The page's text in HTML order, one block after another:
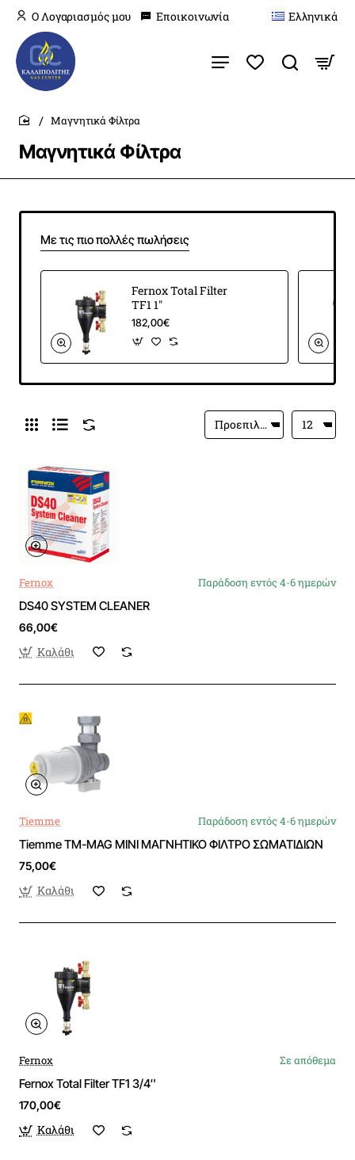
O Λογαριασμός μου Εποικοινωνία Ελληνικά
Μαγνητικά Φίλτρα
home
Μαγνητικά Φίλτρα
Με τις πιο πολλές πωλήσεις
Fernox Total Filter
TF1 1″
182,00€
Fernox Παράδοση εντός 4-6 ημερών
DS40 SYSTEM CLEANER
66,00€
Καλάθι
Tiemme Παράδοση εντός 4-6 ημερών
Tiemme TM-MAG MINI ΜΑΓΝΗΤΙΚΟ ΦΙΛΤΡΟ ΣΩΜΑΤΙΔΙΩΝ
75,00€
Καλάθι
Fernox Σε απόθεμα
Fernox Total Filter TF1 3/4″
170,00€
Καλάθι